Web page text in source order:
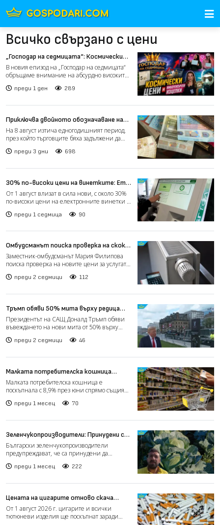
Всичко свързано с цени
„Господар на седмицата“: Космически
цени и инфлуенсърски изцепки (видео)
В новия епизод на „Господар на седмицата“
обръщаме внимание на абсурдно високите
преди 1 ден 289
Приключва двойното обозначаване на
цените в левове и евро
На 8 август изтича едногодишният период,
през който търговците бяха задължени да
преди 3 дни 698
30% по-високи цени на винетките: Ето
колко ще струват от 1 август
От 1 август влизат в сила нови, с около 30%
по-високи цени на електронните винетки за
преди 1 седмица 90
Омбудсманът поиска проверка на скока
в цените за дялово разпределение при
отчитане на топломерите
Заместник-омбудсманът Мария Филипова
поиска проверка на новите цени за услугата
преди 2 седмици 112
Тръмп обяви 50% мита върху редица
канадски стоки (видео)
Президентът на САЩ Доналд Тръмп обяви
въвеждането на нови мита от 50% върху
преди 2 седмици 46
Малката потребителска кошница
поскъпна с близо 9% за година
Малката потребителска кошница е
поскъпнала с 8,9% през юни спрямо същия
преди 1 месец 70
Зеленчукопроизводители: Принудени сме
да унищожаваме реколтата си (видео)
Български зеленчукопроизводители
предупреждават, че са принудени да
преди 1 месец 222
Цената на цигарите отново скача
заради по-висок акциз от 1 август
От 1 август 2026 г. цигарите и всички
тютюневи изделия ще поскъпнат заради